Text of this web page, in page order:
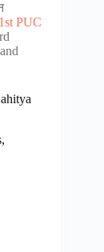
1st PUC